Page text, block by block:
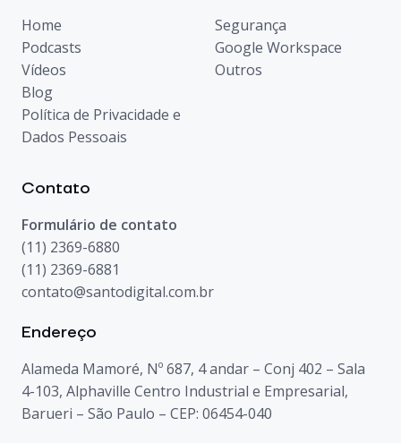
Home
Podcasts
Vídeos
Blog
Política de Privacidade e
Dados Pessoais
Segurança
Google Workspace
Outros
Contato
Formulário de contato
(11) 2369-6880
(11) 2369-6881
contato@santodigital.com.br
Endereço
Alameda Mamoré, Nº 687, 4 andar – Conj 402 – Sala
4-103, Alphaville Centro Industrial e Empresarial,
Barueri – São Paulo – CEP: 06454-040